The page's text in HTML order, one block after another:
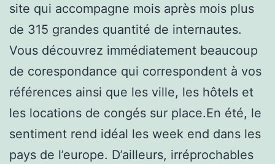
site qui accompagne mois après mois plus
de 315 grandes quantité de internautes.
Vous découvrez immédiatement beaucoup
de corespondance qui correspondent à vos
références ainsi que les ville, les hôtels et
les locations de congés sur place.En été, le
sentiment rend idéal les week end dans les
pays de l’europe. D’ailleurs, irréprochables